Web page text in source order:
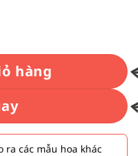
hàng
ra các mẫu hoa khác